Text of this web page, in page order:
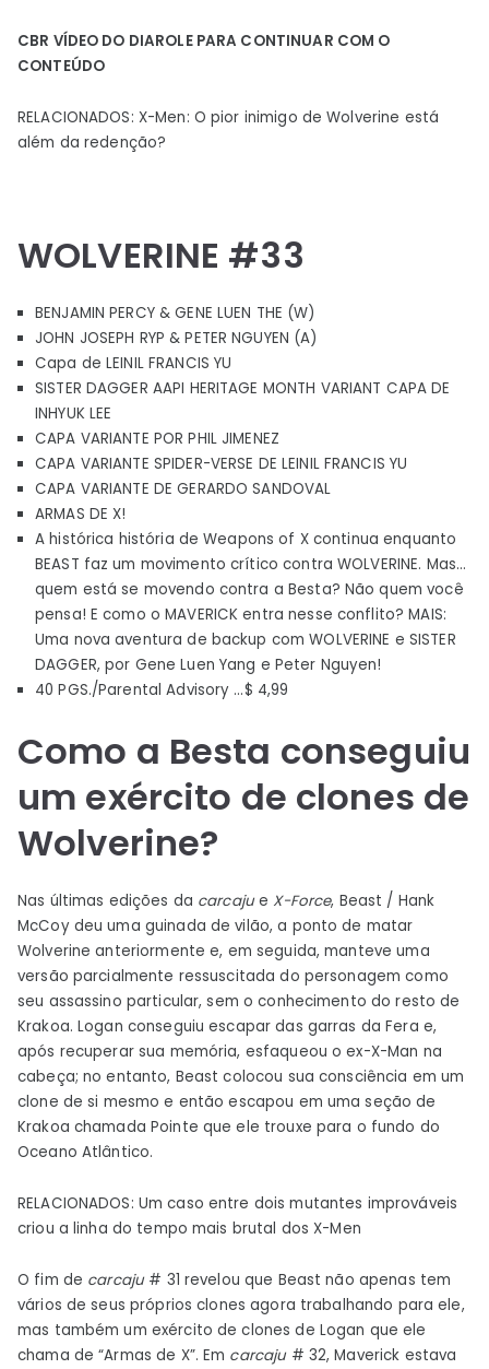
CBR VÍDEO DO DIAROLE PARA CONTINUAR COM O
CONTEÚDO
RELACIONADOS: X-Men: O pior inimigo de Wolverine está
além da redenção?
WOLVERINE #33
BENJAMIN PERCY & GENE LUEN THE (W)
JOHN JOSEPH RYP & PETER NGUYEN (A)
Capa de LEINIL FRANCIS YU
SISTER DAGGER AAPI HERITAGE MONTH VARIANT CAPA DE
INHYUK LEE
CAPA VARIANTE POR PHIL JIMENEZ
CAPA VARIANTE SPIDER-VERSE DE LEINIL FRANCIS YU
CAPA VARIANTE DE GERARDO SANDOVAL
ARMAS DE X!
A histórica história de Weapons of X continua enquanto
BEAST faz um movimento crítico contra WOLVERINE. Mas…
quem está se movendo contra a Besta? Não quem você
pensa! E como o MAVERICK entra nesse conflito? MAIS:
Uma nova aventura de backup com WOLVERINE e SISTER
DAGGER, por Gene Luen Yang e Peter Nguyen!
40 PGS./Parental Advisory …$ 4,99
Como a Besta conseguiu
um exército de clones de
Wolverine?
Nas últimas edições da carcajue X-Force, Beast / Hank
McCoy deu uma guinada de vilão, a ponto de matar
Wolverine anteriormente e, em seguida, manteve uma
versão parcialmente ressuscitada do personagem como
seu assassino particular, sem o conhecimento do resto de
Krakoa. Logan conseguiu escapar das garras da Fera e,
após recuperar sua memória, esfaqueou o ex-X-Man na
cabeça; no entanto, Beast colocou sua consciência em um
clone de si mesmo e então escapou em uma seção de
Krakoa chamada Pointe que ele trouxe para o fundo do
Oceano Atlântico.
RELACIONADOS: Um caso entre dois mutantes improváveis ​​​​
criou a linha do tempo mais brutal dos X-Men
O fim de carcaju # 31 revelou que Beast não apenas tem
vários de seus próprios clones agora trabalhando para ele,
mas também um exército de clones de Logan que ele
chama de “Armas de X”. Em carcaju # 32, Maverick estava